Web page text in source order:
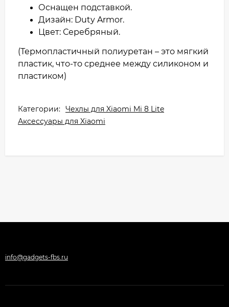
Оснащен подставкой.
Дизайн: Duty Armor.
Цвет: Серебряный.
(Термопластичный полиуретан – это мягкий
пластик, что-то среднее между силиконом и
пластиком)
Категории: Чехлы для Xiaomi Mi 8 Lite
Аксессуары для Xiaomi
info@gadgets-fbs.ru